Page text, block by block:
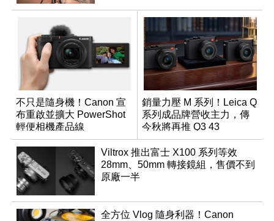
不只是隨身機！Canon 宣
布重啟並擴大 PowerShot
輕便相機產品線
銷量力壓 M 系列！Leica Q
系列成品牌營收主力，傳
今秋將再推 Q3 43
Monochrom
Viltrox 推出富士 X100 系列等效
28mm、50mm 轉接鏡組，售價不到
原廠一半
全方位 Vlog 隨身利器！Canon